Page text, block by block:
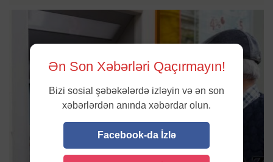
Ən Son Xəbərləri Qaçırmayın!
Bizi sosial şəbəkələrdə izləyin və ən son
xəbərlərdən anında xəbərdar olun.
Facebook-da İzlə